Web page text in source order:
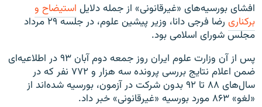
افشای بورسیه‌های «غیرقانونی» از جمله دلایل استیضاح و
برکناری
رضا فرجی دانا، وزیر پیشین علوم، در جلسه ۲۹ مرداد
مجلس شورای اسلامی بود.
پس از آن وزارت علوم ایران روز جمعه دوم آبان ۹۳ در اطلاعیه‌ای
ضمن اعلام نتایج بررسی پرونده سه هزار و ۷۷۲ نفر که در
سال‌های ۸۸ تا ۹۲ بدون شرکت در آزمون، بورسیه شده‌اند از
«لغو» ۸۶۳ مورد بورسیه «غیرقانونی» خبر داد.